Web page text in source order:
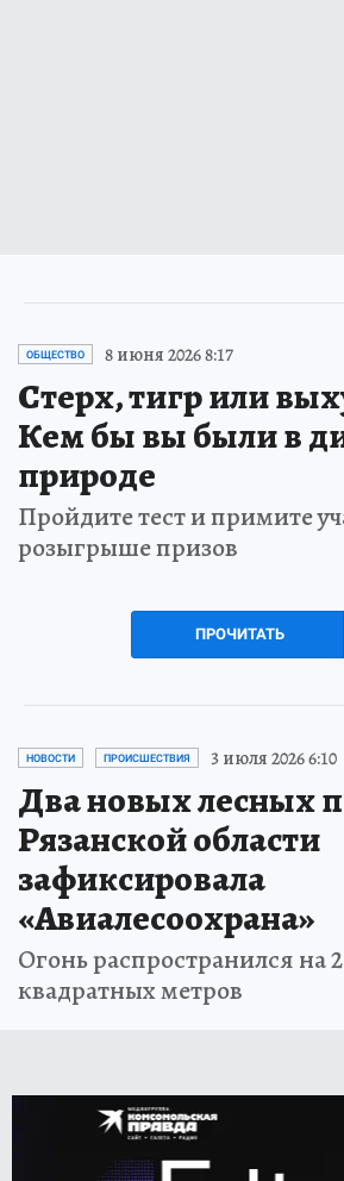
ОБЩЕСТВО 8 июня 2026 8:17
Стерх, тигр или
Кем бы вы были в
природе
Пройдите тест и примите
розыгрыше призов
ПРОЧИТАТЬ
НОВОСТИ ПРОИСШЕСТВИЯ 3 июля 2026 6:10
Два новых лесных
Рязанской области
зафиксировала
«Авиалесоохрана»
Огонь распространился на
квадратных метров